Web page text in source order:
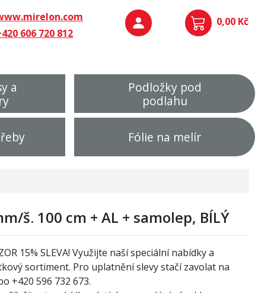
606 720 812
0,00 Kč
a
Podložky pod
podlahu
Fólie na melír
š. 100 cm + AL + samolep, BÍLÝ
15% SLEVA! Využijte naší speciální nabídky a
sortiment. Pro uplatnění slevy stačí zavolat na
+420 596 732 673.